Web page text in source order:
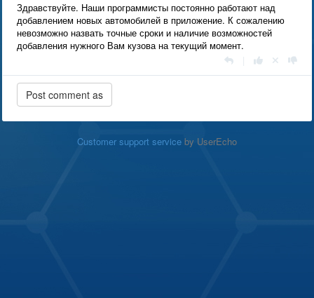
Здравствуйте. Наши программисты постоянно работают над
добавлением новых автомобилей в приложение. К сожалению
невозможно назвать точные сроки и наличие возможностей
добавления нужного Вам кузова на текущий момент.
Customer support service by UserEcho